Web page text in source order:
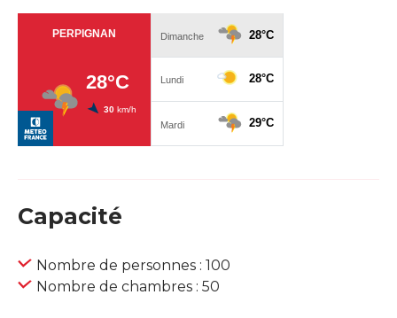
Capacité
Nombre de personnes : 100
Nombre de chambres : 50